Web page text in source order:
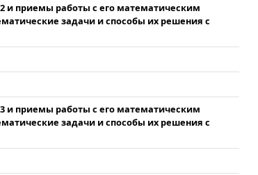
и приемы работы с его математическим
задачи и способы их решения с
и приемы работы с его математическим
задачи и способы их решения с